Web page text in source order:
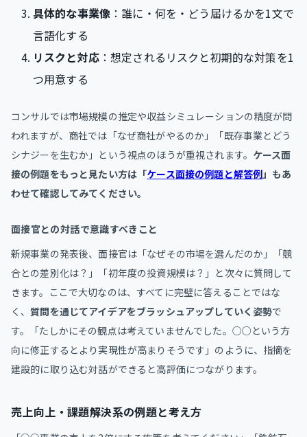
具体的な事業像 ：誰に・何を・どう届けるかを1文で
言語化する
リスクと対応：想定されるリスクと初期的な対策を1
つ用意する
コンサルでは市場規模の推定や収益シミュレーションの精度が問
われますが、商社では「なぜ商社がやるのか」「既存事業とどう
シナジーを生むか」という視点のほうが重視されます。 ケース面
接の例題をもっと見たい方は「ケース面接の例題と解答例」もあ
わせて確認してみてください。
面接官との対話で意識すべきこと
新規事業の発表後、面接官は「なぜその市場を選んだのか」「競
合との差別化は？」「初年度の投資規模は？」と次々に質問して
きます。ここで大切なのは、すべてに完璧に答えることではな
く、質問を通じてアイデアをブラッシュアップしていく姿勢で
す。「たしかにその観点は考えていませんでした。○○という方
向に修正するとより実現性が高まりそうです」のように、指摘を
建設的に取り込む対話ができると高評価につながります。
売上向上・課題解決系の例題と考え方